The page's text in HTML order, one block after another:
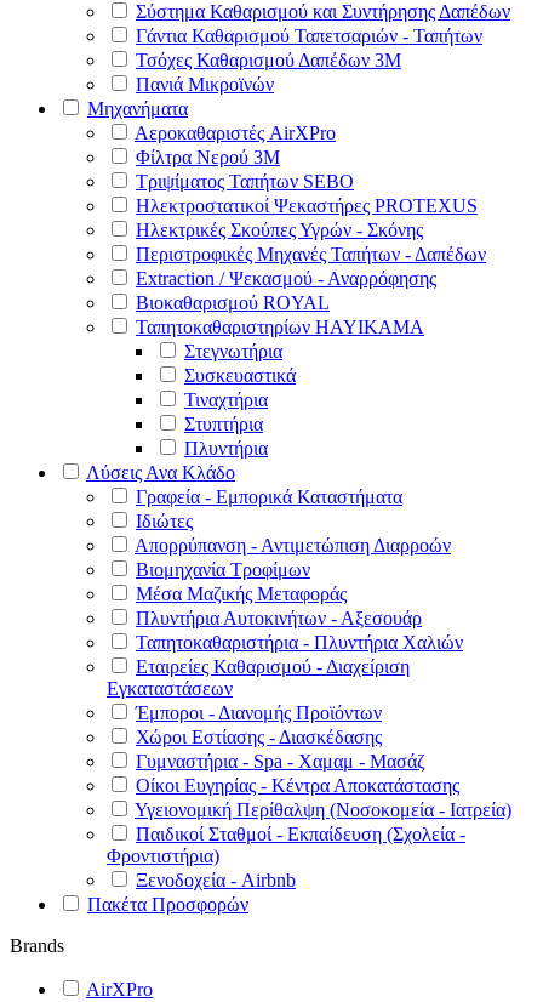
Σύστημα Καθαρισμού και Συντήρησης Δαπέδων
Γάντια Καθαρισμού Ταπετσαριών - Ταπήτων
Τσόχες Καθαρισμού Δαπέδων 3Μ
Πανιά Μικροϊνών
Μηχανήματα
Αεροκαθαριστές AirXPro
Φίλτρα Νερού 3M
Τριψίματος Ταπήτων SEBO
Ηλεκτροστατικοί Ψεκαστήρες PROTEXUS
Ηλεκτρικές Σκούπες Υγρών - Σκόνης
Περιστροφικές Μηχανές Ταπήτων - Δαπέδων
Extraction / Ψεκασμού - Αναρρόφησης
Βιοκαθαρισμού ROYAL
Ταπητοκαθαριστηρίων HAYIKAMA
Στεγνωτήρια
Συσκευαστικά
Τιναχτήρια
Στυπτήρια
Πλυντήρια
Λύσεις Ανα Κλάδο
Γραφεία - Εμπορικά Καταστήματα
Ιδιώτες
Απορρύπανση - Αντιμετώπιση Διαρροών
Βιομηχανία Τροφίμων
Μέσα Μαζικής Μεταφοράς
Πλυντήρια Αυτοκινήτων - Αξεσουάρ
Ταπητοκαθαριστήρια - Πλυντήρια Χαλιών
Εταιρείες Καθαρισμού - Διαχείριση
Εγκαταστάσεων
Έμποροι - Διανομής Προϊόντων
Χώροι Εστίασης - Διασκέδασης
Γυμναστήρια - Spa - Χαμαμ - Μασάζ
Οίκοι Ευγηρίας - Κέντρα Αποκατάστασης
Υγειονομική Περίθαλψη (Νοσοκομεία - Ιατρεία)
Παιδικοί Σταθμοί - Εκπαίδευση (Σχολεία -
Φροντιστήρια)
Ξενοδοχεία - Airbnb
Πακέτα Προσφορών
Brands
AirXPro